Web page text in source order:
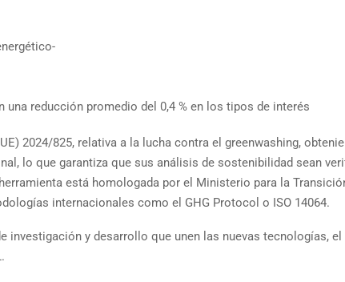
reducción promedio del 0,4 % en los tipos de interés
2024/825, relativa a la lucha contra el greenwashing,
lo que garantiza que sus análisis de sostenibilidad sean
está homologada por el Ministerio para la
internacionales como el GHG Protocol o ISO 14064.
investigación y desarrollo que unen las nuevas tecnologías,